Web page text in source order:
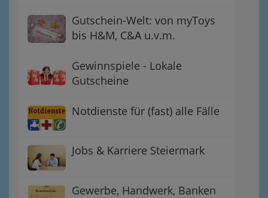
Gutschein-Welt: von myToys
bis H&M, C&A u.v.m.
Gewinnspiele - Lokale
Gutscheine
Notdienste für (fast) alle Fälle
Jobs & Karriere Steiermark
Gewerbe, Handwerk, Banken